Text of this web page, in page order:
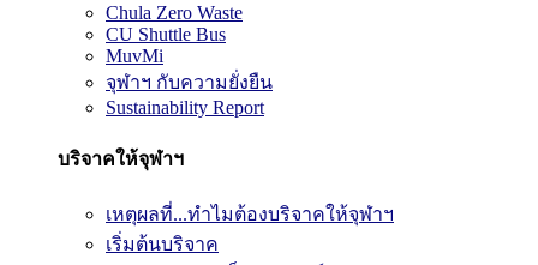
Chula Zero Waste
CU Shuttle Bus
MuvMi
จุฬาฯ กับความยั่งยืน
Sustainability Report
บริจาคให้จุฬาฯ
เหตุผลที่...ทำไมต้องบริจาคให้จุฬาฯ
เริ่มต้นบริจาค